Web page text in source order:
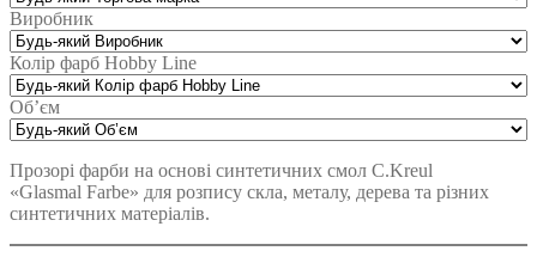
Виробник
Колір фарб Hobby Line
Об’єм
Прозорі фарби на основі синтетичних смол C.Kreul
«Glasmal Farbe» для розпису скла, металу, дерева та різних
синтетичних матеріалів.